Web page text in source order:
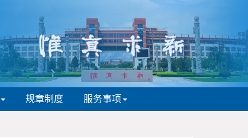
规章制度 服务事项